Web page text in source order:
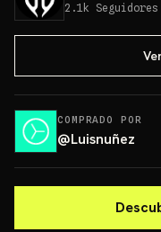
2.1k Seguidores
COMPRADO POR
@Luisnuñez